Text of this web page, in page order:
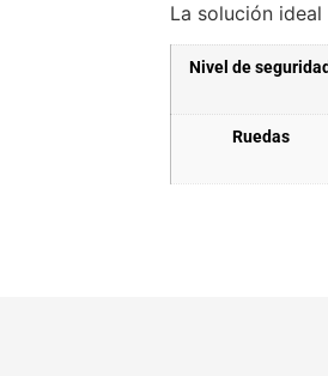
La solución
Nivel de seguridad
Ruedas